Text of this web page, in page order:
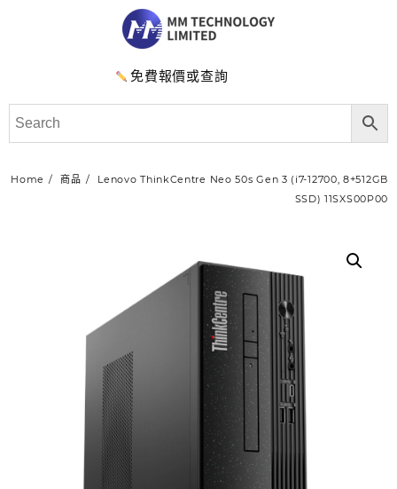
免費報價或查詢
Home 商品
Lenovo ThinkCentre Neo 50s Gen 3 (i7-12700, 8+512GB
SSD) 11SXS00P00